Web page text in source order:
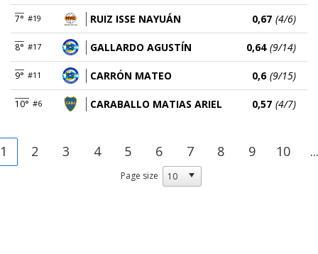
7° #19 RUIZ ISSE NAYUÁN 0,67 (4/6)
8° #17 GALLARDO AGUSTÍN 0,64 (9/14)
9° #11 CARRÓN MATEO 0,6 (9/15)
10° #6 CARABALLO MATIAS ARIEL 0,57 (4/7)
1 2 3 4 5 6 7 8 9 10 ...
Page size